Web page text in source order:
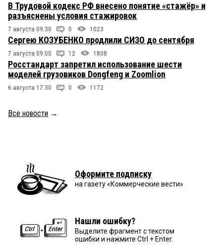
В Трудовой кодекс РФ внесено понятие «стажёр» и
разъяснены условия стажировок
7 августа 09:30 0 1023
Сергею КОЗУБЕНКО продлили СИЗО до сентября
7 августа 09:00 12 1808
Росстандарт запретил использование шести
моделей грузовиков Dongfeng и Zoomlion
6 августа 17:30 0 1172
Все новости →
Оформите подписку
на газету «Коммерческие вести»
Нашли ошибку?
Выделите фрагмент с текстом
ошибки и нажмите Ctrl + Enter.